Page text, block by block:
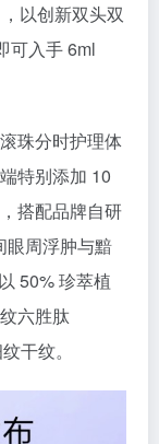
，以创新双头双
可入手 6ml
珠分时护理体
特别添加 10
搭配品牌自研
眼周浮肿与黯
50% 珍萃植
六胜肽
干纹。